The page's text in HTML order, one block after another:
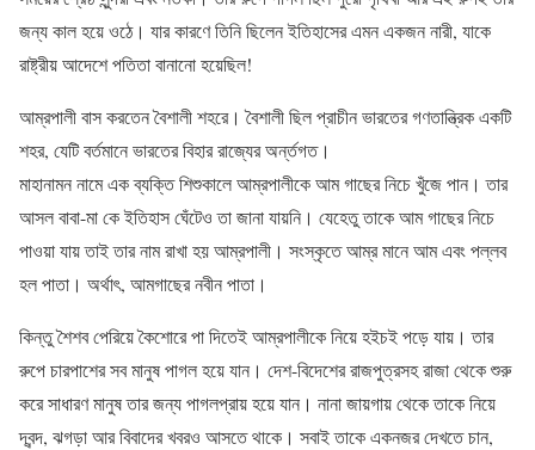
জন্য কাল হয়ে ওঠে। যার কারণে তিনি ছিলেন ইতিহাসের এমন একজন নারী, যাকে
রাষ্ট্রীয় আদেশে পতিতা বানানো হয়েছিল!
আম্রপালী বাস করতেন বৈশালী শহরে। বৈশালী ছিল প্রাচীন ভারতের গণতান্ত্রিক একটি
শহর, যেটি বর্তমানে ভারতের বিহার রাজ্যের অর্ন্তগত।
মাহানামন নামে এক ব্যক্তি শিশুকালে আম্রপালীকে আম গাছের নিচে খুঁজে পান। তার
আসল বাবা-মা কে ইতিহাস ঘেঁটেও তা জানা যায়নি। যেহেতু তাকে আম গাছের নিচে
পাওয়া যায় তাই তার নাম রাখা হয় আম্রপালী। সংস্কৃতে আম্র মানে আম এবং পল্লব
হল পাতা। অর্থাৎ, আমগাছের নবীন পাতা।
কিন্তু শৈশব পেরিয়ে কৈশোরে পা দিতেই আম্রপালীকে নিয়ে হইচই পড়ে যায়। তার
রুপে চারপাশের সব মানুষ পাগল হয়ে যান। দেশ-বিদেশের রাজপুত্রসহ রাজা থেকে শুরু
করে সাধারণ মানুষ তার জন্য পাগলপ্রায় হয়ে যান। নানা জায়গায় থেকে তাকে নিয়ে
দ্বন্দ, ঝগড়া আর বিবাদের খবরও আসতে থাকে। সবাই তাকে একনজর দেখতে চান,